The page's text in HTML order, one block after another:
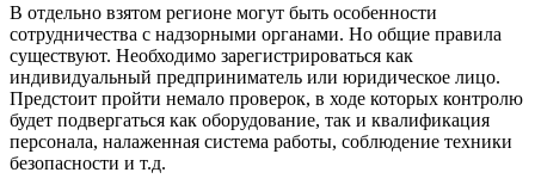
В отдельно взятом регионе могут быть особенности
сотрудничества с надзорными органами. Но общие правила
существуют. Необходимо зарегистрироваться как
индивидуальный предприниматель или юридическое лицо.
Предстоит пройти немало проверок, в ходе которых контролю
будет подвергаться как оборудование, так и квалификация
персонала, налаженная система работы, соблюдение техники
безопасности и т.д.